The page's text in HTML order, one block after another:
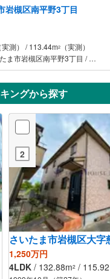
岩槻区南平野3丁目
実測） / 113.44m2
（実測）
埼玉県さいたま市岩槻区南平野3丁目 / 東武野田線 「東岩槻」駅 徒歩20分
ングから探す
2
さいたま市岩槻区大字
1,250万円
4LDK / 132.88m2 /